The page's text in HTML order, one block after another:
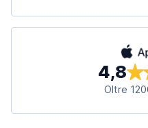
4,8
Oltre